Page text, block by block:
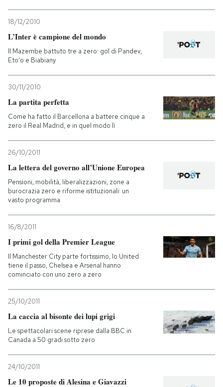
18/12/2010
L’Inter è campione del mondo
Il Mazembe battuto tre a zero: gol di Pandev,
Eto'o e Biabiany
30/11/2010
La partita perfetta
Come ha fatto il Barcellona a battere cinque a
zero il Real Madrid, e in quel modo lì
26/10/2011
La lettera del governo all’Unione Europea
Pensioni, mobilità, liberalizzazioni, zone a
burocrazia zero e riforme istituzionali: un
vasto programma
16/8/2011
I primi gol della Premier League
Il Manchester City parte fortissimo, lo United
tiene il passo, Chelsea e Arsenal hanno
cominciato con uno zero a zero
25/10/2011
La caccia al bisonte dei lupi grigi
Le spettacolari scene riprese dalla BBC in
Canada a 50 gradi sotto zero
24/10/2011
Le 10 proposte di Alesina e Giavazzi